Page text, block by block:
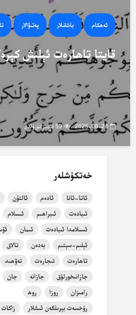
ئەھكام باشقىلار پەتىۋالار
قايتا تاھارەت ئېلىش
2025-08-24 59 قېتىم كۆرۈلدى
خەتكۈشلەر
ئاتا-ئانا ئادەم ئالتۇن
ئىبادەت
ئىبراھىم
ئىسلام
ئىسلامدا ئىبادەت
ئىمان
ئېلىم-سېتىم
بەدەن
تالاق
تاھارەت
تىجارەت
تەۋھىد
جازانىخورلۇق
جازانە جان
رامىزان
روزا
روھ
رۇخسەت بېرىلگەن ئىشلار
زاكات